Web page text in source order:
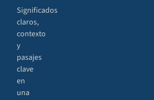
Significados
claros,
contexto
y
pasajes
clave
en
una